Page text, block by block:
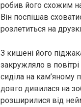
робив його схожим
Він поспішав
розлетиться на
З кишені його
закружляло в
сиділа на кам’яному
довго дивилася на
розширилися від